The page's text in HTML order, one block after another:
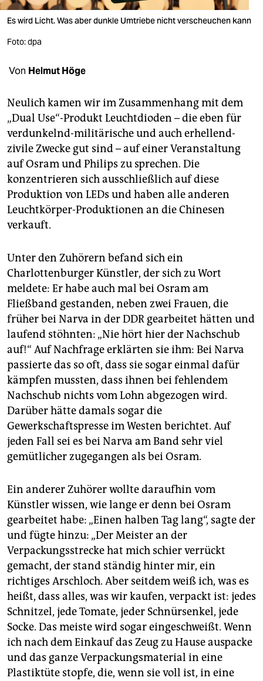
verlag
shop
fragen & hilfe
unterstützen
abo
genossenschaft
epaper login
Es wird Licht. Was aber dunkle Umtriebe nicht verscheuchen kann
Foto: dpa
Von Helmut Höge
Neulich kamen wir im Zusammenhang mit dem
„Dual Use“-Produkt Leuchtdioden – die eben für
verdunkelnd-militärische und auch erhellend-
zivile Zwecke gut sind – auf einer Veranstaltung
auf Osram und Philips zu sprechen. Die
konzentrieren sich ausschließlich auf diese
Produktion von LEDs und haben alle anderen
Leuchtkörper-Produktionen an die Chinesen
verkauft.
Unter den Zuhörern befand sich ein
Charlottenburger Künstler, der sich zu Wort
meldete: Er habe auch mal bei Osram am
Fließband gestanden, neben zwei Frauen, die
früher bei Narva in der DDR gearbeitet hätten und
laufend stöhnten: „Nie hört hier der Nachschub
auf!“ Auf Nachfrage erklärten sie ihm: Bei Narva
passierte das so oft, dass sie sogar einmal dafür
kämpfen mussten, dass ihnen bei fehlendem
Nachschub nichts vom Lohn abgezogen wird.
Darüber hätte damals sogar die
Gewerkschaftspresse im Westen berichtet. Auf
jeden Fall sei es bei Narva am Band sehr viel
gemütlicher zugegangen als bei Osram.
Ein anderer Zuhörer wollte daraufhin vom
Künstler wissen, wie lange er denn bei Osram
gearbeitet habe: „Einen halben Tag lang“, sagte der
und fügte hinzu: „Der Meister an der
Verpackungsstrecke hat mich schier verrückt
gemacht, der stand ständig hinter mir, ein
richtiges Arschloch. Aber seitdem weiß ich, was es
heißt, dass alles, was wir kaufen, verpackt ist: jedes
Schnitzel, jede Tomate, jeder Schnürsenkel, jede
Socke. Das meiste wird sogar eingeschweißt. Wenn
ich nach dem Einkauf das Zeug zu Hause auspacke
und das ganze Verpackungsmaterial in eine
Plastiktüte stopfe, die, wenn sie voll ist, in eine